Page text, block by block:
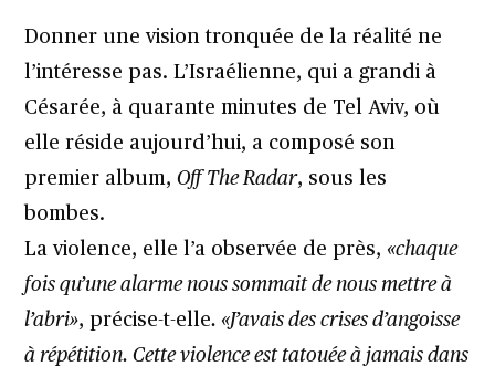
Donner une vision tronquée de la réalité ne
l’intéresse pas. L’Israélienne, qui a grandi à
Césarée, à quarante minutes de Tel Aviv, où
elle réside aujourd’hui, a composé son
premier album,Off The Radar, sous les
bombes.
La violence, elle l’a observée de près, «chaque
fois qu’une alarme nous sommait de nous mettre à
l’abri», précise-t-elle. «J’avais des crises d’angoisse
à répétition. Cette violence est tatouée à jamais dans